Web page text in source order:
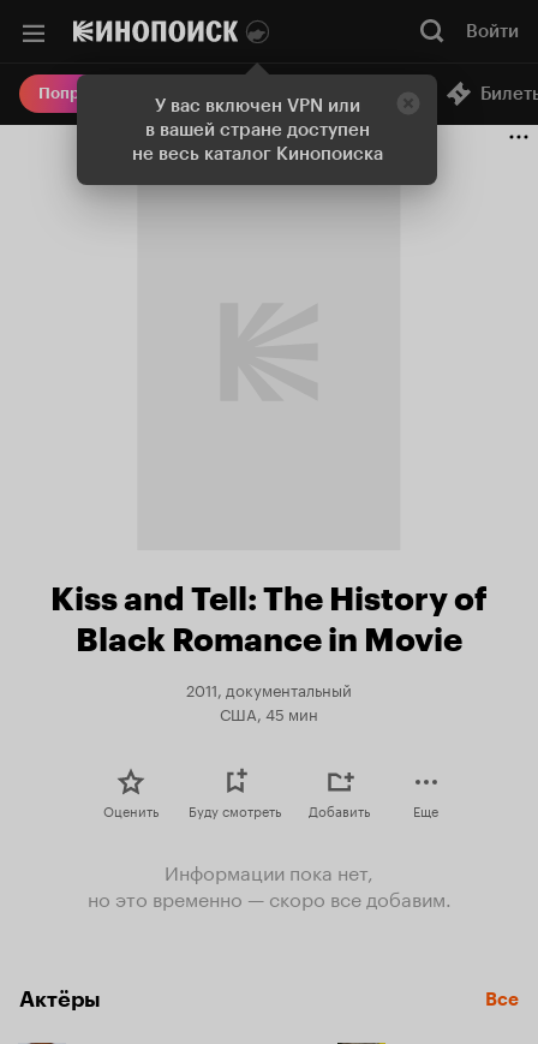
У вас включен VPN или
в вашей стране доступен
не весь каталог Кинопоиска
Войти
Попробовать Плюс Онлайн-кинотеатр
Kiss and Tell: The History of
Black Romance in Movie
2011, документальный
США, 45 мин
Оценить Буду смотреть Добавить Еще
Информации пока нет,
но это временно — скоро все добавим.
Актёры Все